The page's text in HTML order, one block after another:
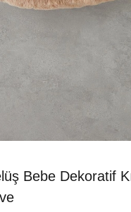
Bebe Dekoratif